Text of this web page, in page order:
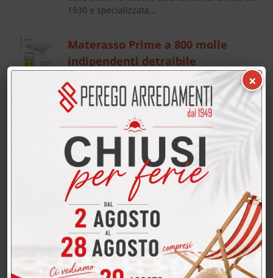
1930 e specializzata…
Materasso Prime a 800 molle
indipendenti detraibile
Materasso Prime a 800 molle indipendenti
detraibile fiscalmente Promozione materasso
Altrenotti Prime a 800 molle indipendenti
Materasso a 800 molle indipendenti della ditta
Altrenotti , azienda…
Materasso Hybrid 800 molle
indipendenti e Memory detraibile
fiscalmente
Materasso Hybrid 800 molle indipendenti e
Memory detraibile fiscalmente Promozione
materasso Altrenotti Hybrid 800 molle e
Memory Materasso Hybrid della ditta Altrenotti
×